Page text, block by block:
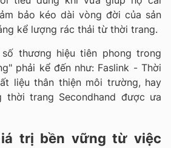
bảo kéo dài vòng đời của sản
kể lượng rác thải từ thời trang.
thương hiệu tiên phong trong
phải kể đến như: Faslink - Thời
liệu thân thiện môi trường, hay
thời trang Secondhand được ưa
trị bền vững từ việc